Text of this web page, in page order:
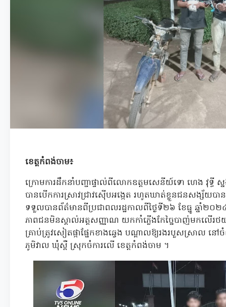
ខេត្តកំពង់ចាម៖
ក្រោមការដឹកនាំបញ្ជាផ្ទាល់ពីលោកឧត្តមសេនីយ៍ទោ ហេង វុទ្ធី ស្
បានបើកការស្រាវជ្រាវស៊ើបអង្កេត រហូតឃាត់ខ្លួនជនសង្ស័យ
ទទួលបានព័ត៌មានពីប្រជាពលរដ្ឋកាលពីថ្ងៃទី២៦ ខែធ្នូ ឆ្នាំ២០
ភាពជនមិនស្គាល់អត្ដសញ្ញាណ យកកាំភ្លើងកែច្នៃបាញ់មកលើរថ
គ្រាប់ត្រូវសៀតផ្កាផ្នែកខាងឆ្វេង បណ្ដាលឱ្យរងរបួសស្រាល នៅ
ភូមិវាល ឃុំស្ពឺ ស្រុកចំការលើ ខេត្តកំពង់ចាម ។